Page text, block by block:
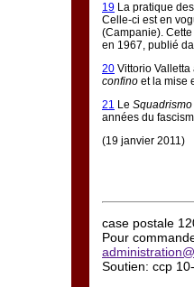
19 La pratique des
Celle-ci est en
(Campanie).
en 1967, publié
20 Vittorio
confino et la mise
21 Le Squadrismo
années du
(19 janvier 2011)
case postale
Pour
Soutien: ccp